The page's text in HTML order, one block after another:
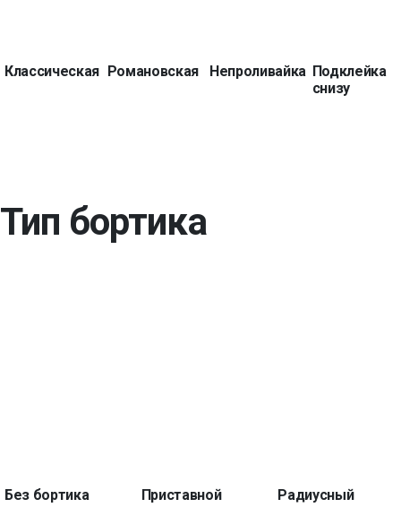
Классическая Романовская Непроливайка Подклейка
снизу
Тип бортика
Без бортика Приставной Радиусный